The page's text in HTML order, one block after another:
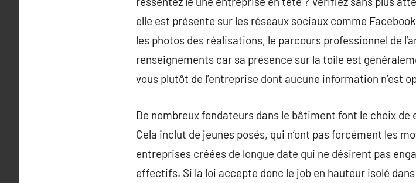
elle est présente sur les réseaux sociaux comme
les photos des réalisations, le parcours professionnel de
renseignements car sa présence sur la toile est
vous plutôt de l’entreprise dont aucune information n’est
De nombreux fondateurs dans le bâtiment font le choix de
Cela inclut de jeunes posés, qui n’ont pas forcément les
entreprises créées de longue date qui ne désirent pas
effectifs. Si la loi accepte donc le job en hauteur isolé